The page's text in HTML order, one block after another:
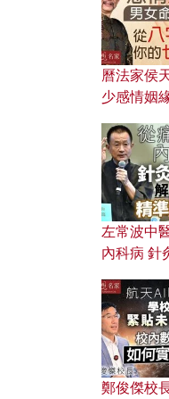
曆法家侯
少感情姻
的七情六
左常波中
內科病 針
鄭俊傑校